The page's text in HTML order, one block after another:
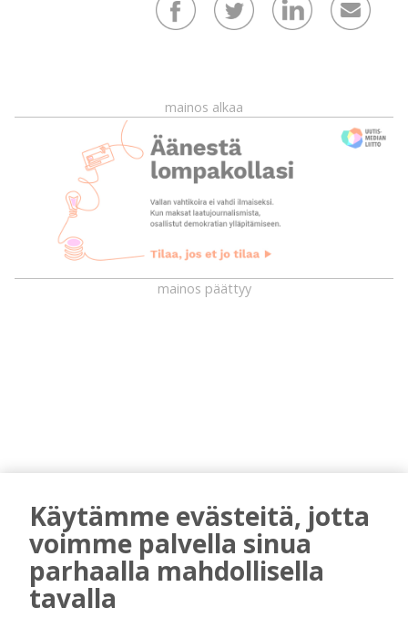
mainos alkaa
mainos päättyy
Golftapahtuma tuotti jälleen komeasti
tukea Kiuruveden nuorille – palkittavat
julkaistaan loppuvuodesta
Tilaajille
Käytämme evästeitä, jotta
voimme palvella sinua
parhaalla mahdollisella
tavalla